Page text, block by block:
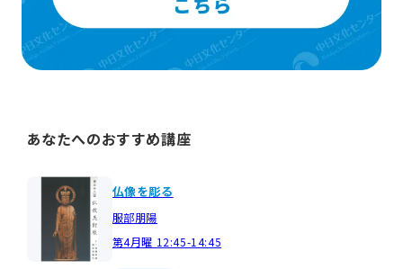
あなたへのおすすめ講座
仏像を彫る
服部朋陽
第4月曜 12:45-14:45